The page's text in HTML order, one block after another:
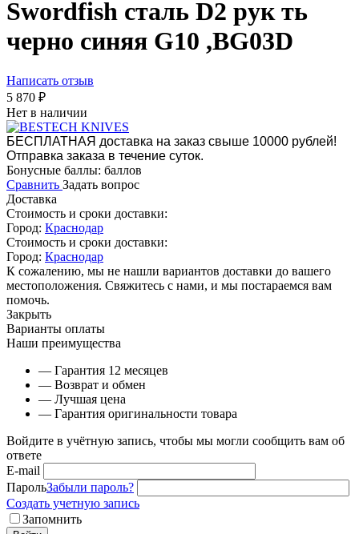
Swordfish сталь D2 рук ть
чернo синяя G10 ,BG03D
Написать отзыв
5 870 ₽
Нет в наличии
БЕСПЛАТНАЯ доставка на заказ свыше 10000 рублей!
Отправка заказа в течение суток.
Бонусные баллы: баллов
Сравнить Задать вопрос
Доставка
Стоимость и сроки доставки:
Город: Краснодар
Стоимость и сроки доставки:
Город: Краснодар
К сожалению, мы не нашли вариантов доставки до вашего
местоположения. Свяжитесь с нами, и мы постараемся вам
помочь.
Закрыть
Варианты оплаты
Наши преимущества
— Гарантия 12 месяцев
— Возврат и обмен
— Лучшая цена
— Гарантия оригинальности товара
Войдите в учётную запись, чтобы мы могли сообщить вам об
ответе
E-mail
ПарольЗабыли пароль?
Создать учетную запись
Запомнить